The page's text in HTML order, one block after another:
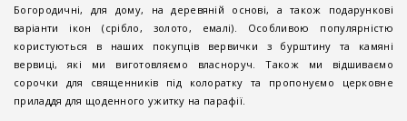
Богородичні, для дому, на деревяній основі, а також подарункові
варіанти ікон (срібло, золото, емалі). Особливою популярністю
користуються в наших покупців вервички з бурштину та камяні
вервиці, які ми виготовляємо власноруч. Також ми відшиваємо
сорочки для священників під колоратку та пропонуємо церковне
приладдя для щоденного ужитку на парафії.